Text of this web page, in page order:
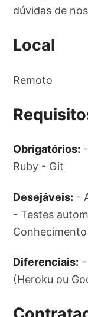
dúvidas de
Local
Remoto
Obrigatórios:
Ruby - Git
Desejáveis: -
- Testes
Diferenciais: -
(Heroku ou